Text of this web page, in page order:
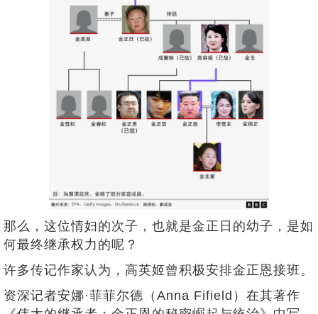
那么，这位情妇的次子，也就是金正日的幼子，是如
何最终继承权力的呢？
许多传记作家认为，高英姬曾积极安排金正恩接班。
资深记者安娜·菲菲尔德（Anna Fifield）在其著作